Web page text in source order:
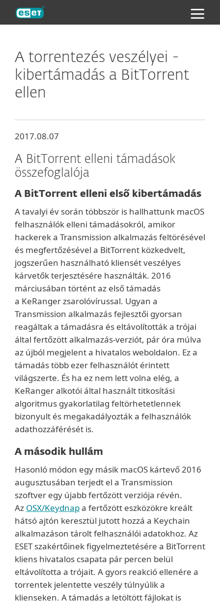
A torrentezés veszélyei -
kibertámadás a BitTorrent
ellen
2017.08.07
A BitTorrent elleni támadások
összefoglalója
A BitTorrent elleni első kibertámadás
A tavalyi év során többször is hallhattunk macOS
felhasználók elleni támadásokról, amikor
hackerek a Transmission alkalmazás feltörésével
és megfertőzésével a BitTorrent közkedvelt,
jogszerűen használható kliensét veszélyes
kárvetők terjesztésére használták. 2016
márciusában történt az első támadás
a KeRanger zsarolóvírussal. Ugyan a
Transmission alkalmazás fejlesztői gyorsan
reagáltak a támadásra és eltávolították a trójai
által fertőzött alkalmazás-verziót, pár óra múlva
az újból megjelent a hivatalos weboldalon. Ez a
támadás több ezer felhasználót érintett
világszerte. És ha ez nem lett volna elég, a
KeRanger alkotói által használt titkosítási
algoritmus gyakorlatilag feltörhetetlennek
bizonyult és megakadályozták a felhasználók
adathozzáférését is.
A második hullám
Hasonló módon egy másik macOS kártevő 2016
augusztusában terjedt el a Transmission
szoftver egy újabb fertőzött verziója révén.
Az OSX/Keydnapa fertőzött eszközökre kreált
hátsó ajtón keresztül jutott hozzá a Keychain
alkalmazáson tárolt felhasználói adatokhoz. Az
ESET szakértőinek figyelmeztetésére a BitTorrent
kliens hivatalos csapata pár percen belül
eltávolította a trójait. A gyors reakció ellenére a
torrentek jelentette veszély túlnyúlik a
klienseken. A támadás a letöltött fájlokat is
ESET